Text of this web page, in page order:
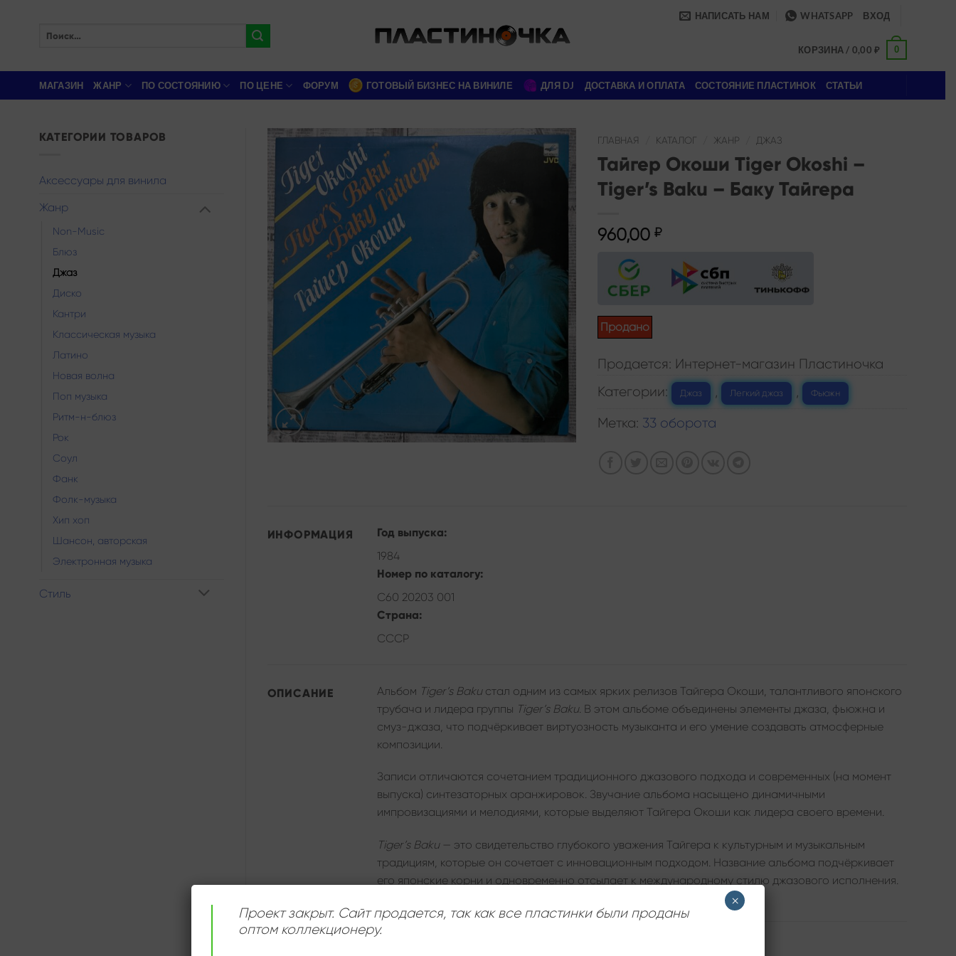
НАПИСАТЬ НАМ WHATSAPP ВХОД
КОРЗИНА / 0,00₽ 0
МАГАЗИН ЖАНР ПО СОСТОЯНИЮ ПО ЦЕНЕ ФОРУМ ГОТОВЫЙ БИЗНЕС НА ВИНИЛЕ ДЛЯ DJ ДОСТАВКА И ОПЛАТА СОСТОЯНИЕ ПЛАСТИНОК СТАТЬИ
КАТЕГОРИИ ТОВАРОВ
Аксессуары для винила
Жанр
Non-Music
Блюз
Джаз
Диско
Кантри
Классическая музыка
Латино
Новая волна
Поп музыка
Ритм-н-блюз
Рок
Соул
Фанк
Фолк-музыка
Хип хоп
Шансон, авторская
Электронная музыка
Стиль
ГЛАВНАЯ КАТАЛОГ ЖАНР ДЖАЗ
Тайгер Окоши Tiger Okoshi –
Tiger’s Baku – Баку Тайгера
960,00 ₽
Продано
Продается: Интернет-магазин Пластиночка
Категории:
Джаз , Легкий джаз , Фьюжн
Метка: 33 оборота
ИНФОРМАЦИЯ
Год выпуска:
1984
Номер по каталогу:
C60 20203 001
Страна:
СССР
ОПИСАНИЕ Альбом Tiger’s Bakuстал одним из самых ярких релизов Тайгера Окоши, талантливого японского
трубача и лидера группы Tiger’s Baku. В этом альбоме объединены элементы джаза, фьюжна и
смуз-джаза, что подчёркивает виртуозность музыканта и его умение создавать атмосферные
композиции.
Записи отличаются сочетанием традиционного джазового подхода и современных (на момент
выпуска) синтезаторных аранжировок. Звучание альбома насыщено динамичными
импровизациями и мелодиями, которые выделяют Тайгера Окоши как лидера своего времени.
Tiger’s Baku— это свидетельство глубокого уважения Тайгера к культурным и музыкальным
традициям, которые он сочетает с инновационным подходом. Название альбома подчёркивает
его японские корни и одновременно отсылает к международному стилю джазового исполнения.
Проект закрыт. Сайт продается, так как все пластинки были проданы
оптом коллекционеру.
×